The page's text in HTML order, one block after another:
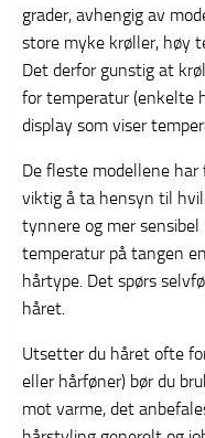
grader, avhengig av
store myke krøller, høy
Det derfor gunstig at
for temperatur (enkelte
display som viser
De fleste modellene
viktig å ta hensyn til
tynnere og mer
temperatur på tangen
hårtype. Det spørs
håret.
Utsetter du håret ofte
eller hårføner) bør du
mot varme, det